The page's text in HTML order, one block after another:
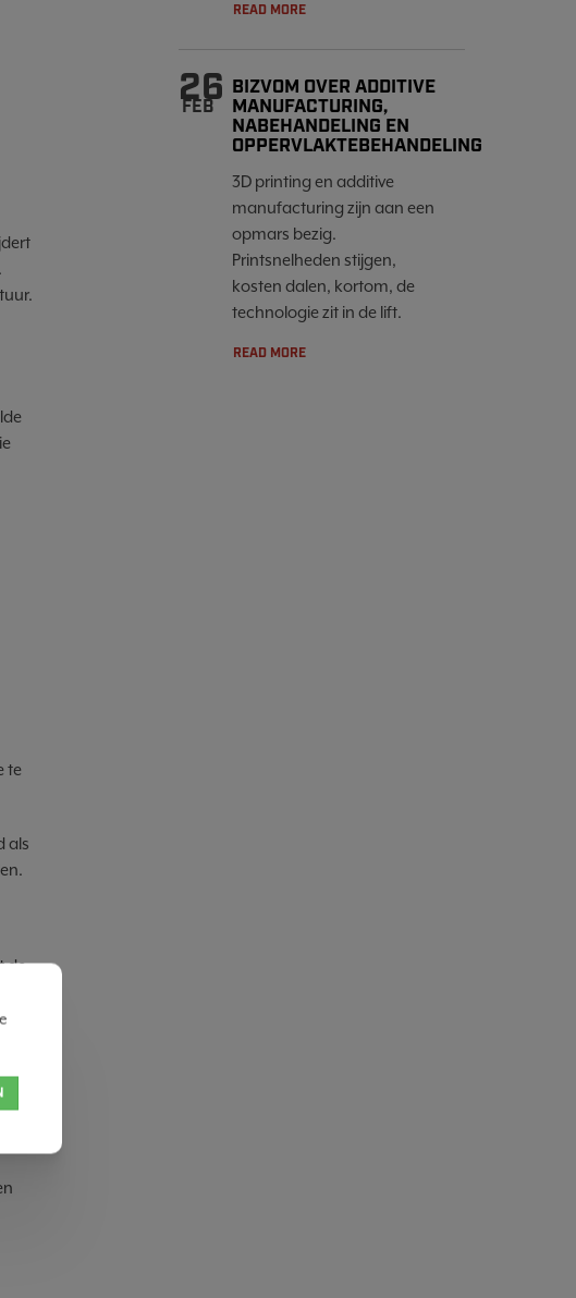
te
als
de
READ MORE
26
FEB
BIZVOM OVER ADDITIVE
MANUFACTURING,
NABEHANDELING EN
OPPERVLAKTEBEHANDELING
3D printing en additive
manufacturing zijn aan een
opmars bezig.
Printsnelheden stijgen,
kosten dalen, kortom, de
technologie zit in de lift.
READ MORE